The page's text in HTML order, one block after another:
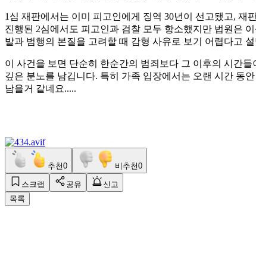
1심 재판에서는 이미 피고인에게 징역 30년이 선고됐고, 재
진행된 2심에서도 피고인과 검찰 모두 항소했지만 법원은
발과 범행의 본질을 고려할 때 감형 사유로 보기 어렵다고
이 사건을 보면 단순히 한순간의 범죄보다 그 이후의 시간
깊은 분노를 남깁니다. 특히 가족 입장에서는 오랜 시간 동
남을거 같네요.....
추천0 비추천0
스크랩 공유
신고
목록